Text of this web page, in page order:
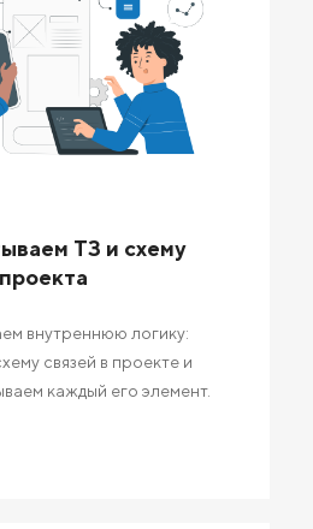
ТЗ и схему
проекта
внутреннюю логику:
связей в проекте и
каждый его элемент.